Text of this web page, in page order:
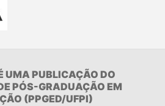
UMA PUBLICAÇÃO DO
PÓS-GRADUAÇÃO EM
(PPGED/UFPI)